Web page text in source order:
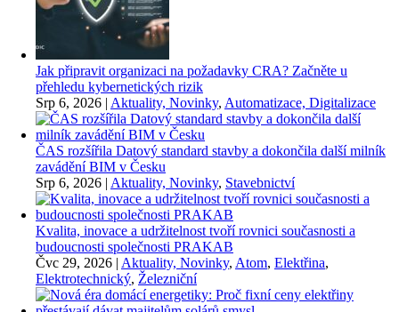
Jak připravit organizaci na požadavky CRA? Začněte u
přehledu kybernetických rizik
Srp 6, 2026 | Aktuality, Novinky, Automatizace, Digitalizace
ČAS rozšířila Datový standard stavby a dokončila další milník
zavádění BIM v Česku
Srp 6, 2026 | Aktuality, Novinky, Stavebnictví
Kvalita, inovace a udržitelnost tvoří rovnici současnosti a
budoucnosti společnosti PRAKAB
Čvc 29, 2026 | Aktuality, Novinky, Atom, Elektřina,
Elektrotechnický, Železniční